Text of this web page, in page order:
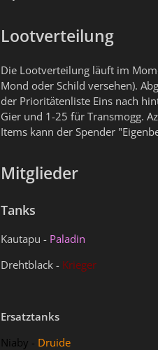
Lootverteilung
Die Lootverteilung läuft im
Mond oder Schild versehen).
der Prioritätenliste Eins nach
Gier und 1-25 für Transmogg.
Items kann der Spender
Mitglieder
Tanks
Kautapu - Paladin
Drehtblack - Krieger
Ersatztanks
Niaby - Druide